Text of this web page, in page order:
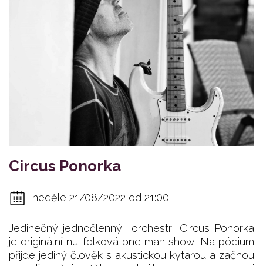
Circus Ponorka
neděle 21/08/2022 od 21:00
Jedinečný jednočlenný „orchestr“ Circus Ponorka
je originální nu-folková one man show. Na pódium
přijde jediný člověk s akustickou kytarou a začnou